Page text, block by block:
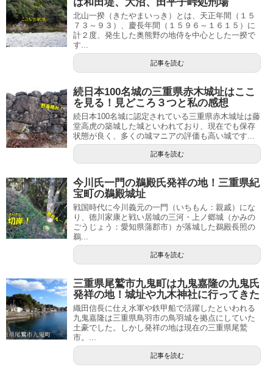
北山一揆（きたやまいっき）とは、天正年間（１５
７３～９３）、慶長年間（１５９６～１６１５）に
計２度、発生した奥熊野の地侍を中心とした一揆で
す...
記事を読む
続日本100名城の三重県赤木城址はここ
を見る！見どころ３つと私の感想
続日本100名城に認定されている三重県赤木城址は藤
堂高虎の築城した城といわれており、現在でも保存
状態が良く、多くの城マニアの評価も高い城です...
記事を読む
今川氏一門の鵜殿氏発祥の地！三重県紀
宝町の鵜殿城址
戦国時代に今川義元の一門（いちもん：親戚）にな
り、徳川家康と戦い居城の三河・上ノ郷城（かみの
ごうじょう：愛知県蒲郡市）が落城した鵜殿長照の
鵜...
記事を読む
三重県尾鷲市九鬼町は九鬼嘉隆の九鬼氏
発祥の地！城址や九木神社に行ってきた
織田信長に仕え水軍や鉄甲船で活躍したといわれる
九鬼嘉隆は三重県鳥羽市の鳥羽城を拠点にしていた
土豪でした。しかし発祥の地は現在の三重県尾鷲
市。...
記事を読む